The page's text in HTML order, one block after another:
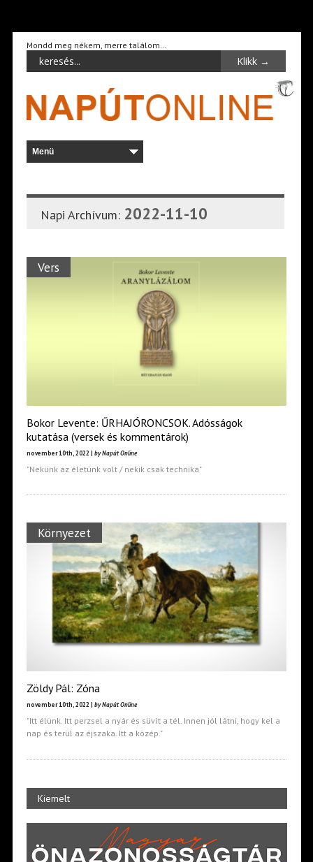
Mondd meg nékem, merre találom…
Napi Archívum: 2022-11-10
Vers
Bokor Levente: ŰRHAJÓRONCSOK. Adósságok
kutatása (versek és kommentárok)
november 10th, 2022 | by Napút Online
"Nekünk az életünk volt / nekik csak technika"
Környezet
Zöldy Pál: Zóna
november 10th, 2022 | by Napút Online
"Itt élünk. Itt perzsel a nyár és süvít a tél. Innen jól látni, hogy kel a
nap és terül az éjszaka. Itt a közép."
Kiemelt